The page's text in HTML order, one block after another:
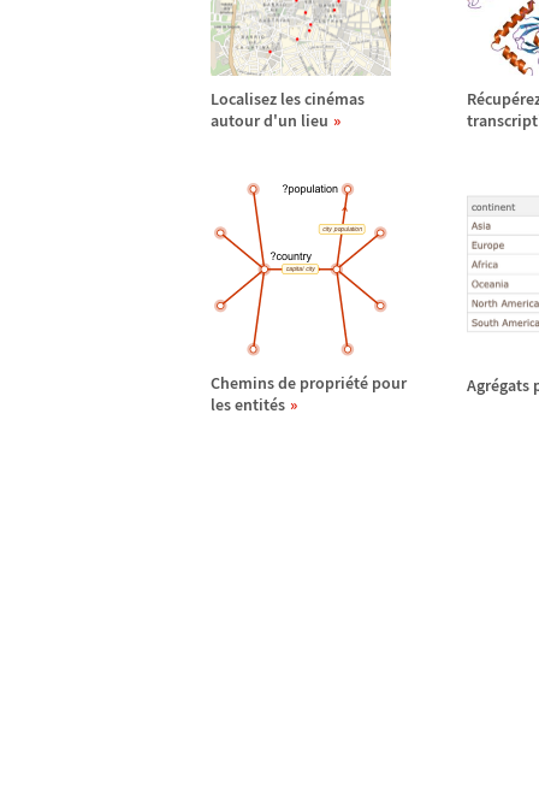
Localisez les cinémas
autour d'un lieu
Récupé
Chemins de propriété pour
les entités
Agrégats